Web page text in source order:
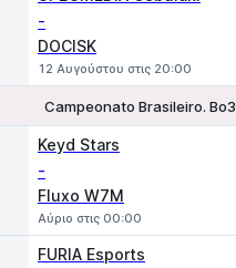
-
DOCISK
12 Αυγούστου στις 20:00
Campeonato Brasileiro. Bo3
Keyd Stars
-
Fluxo W7M
Αύριο στις 00:00
FURIA Esports